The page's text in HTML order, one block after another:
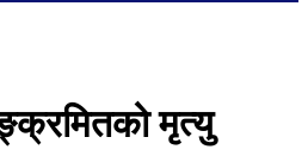
मृत्यु